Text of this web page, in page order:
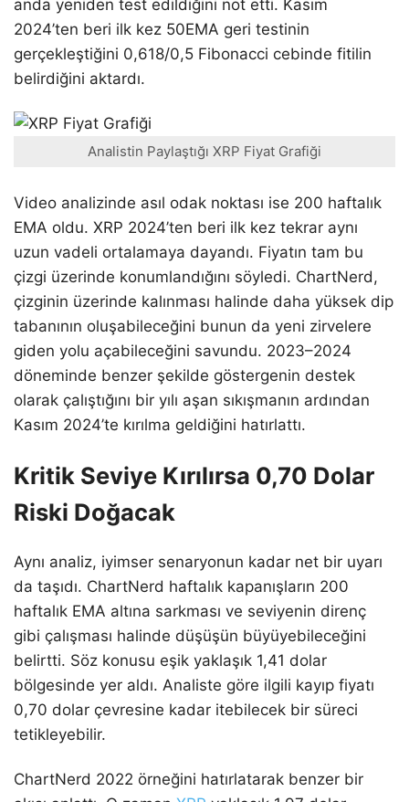
anda yeniden test edildiğini not etti. Kasım
2024’ten beri ilk kez 50EMA geri testinin
gerçekleştiğini 0,618/0,5 Fibonacci cebinde fitilin
belirdiğini aktardı.
Analistin Paylaştığı XRP Fiyat Grafiği
Video analizinde asıl odak noktası ise 200 haftalık
EMA oldu. XRP 2024’ten beri ilk kez tekrar aynı
uzun vadeli ortalamaya dayandı. Fiyatın tam bu
çizgi üzerinde konumlandığını söyledi. ChartNerd,
çizginin üzerinde kalınması halinde daha yüksek dip
tabanının oluşabileceğini bunun da yeni zirvelere
giden yolu açabileceğini savundu. 2023–2024
döneminde benzer şekilde göstergenin destek
olarak çalıştığını bir yılı aşan sıkışmanın ardından
Kasım 2024’te kırılma geldiğini hatırlattı.
Kritik Seviye Kırılırsa 0,70 Dolar
Riski Doğacak
Aynı analiz, iyimser senaryonun kadar net bir uyarı
da taşıdı. ChartNerd haftalık kapanışların 200
haftalık EMA altına sarkması ve seviyenin direnç
gibi çalışması halinde düşüşün büyüyebileceğini
belirtti. Söz konusu eşik yaklaşık 1,41 dolar
bölgesinde yer aldı. Analiste göre ilgili kayıp fiyatı
0,70 dolar çevresine kadar itebilecek bir süreci
tetikleyebilir.
ChartNerd 2022 örneğini hatırlatarak benzer bir